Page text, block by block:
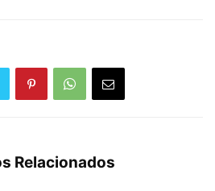
Relacionados